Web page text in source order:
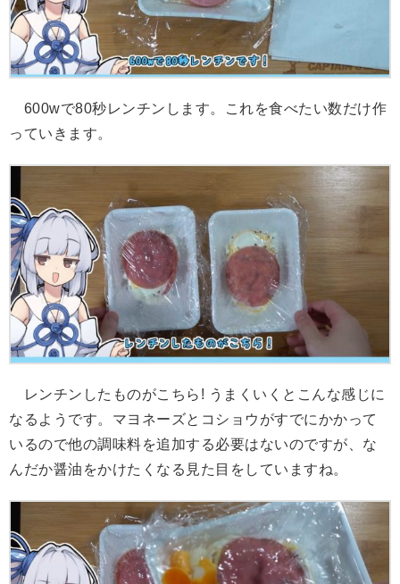
600wで80秒レンチンします。これを食べたい数だけ作
っていきます。
レンチンしたものがこちら! うまくいくとこんな感じに
なるようです。マヨネーズとコショウがすでにかかって
いるので他の調味料を追加する必要はないのですが、な
んだか醤油をかけたくなる見た目をしていますね。